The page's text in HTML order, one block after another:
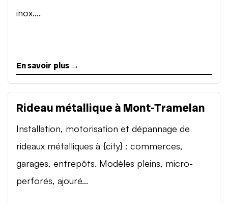
inox....
En savoir plus →
Rideau métallique à Mont-Tramelan
Installation, motorisation et dépannage de
rideaux métalliques à {city} : commerces,
garages, entrepôts. Modèles pleins, micro-
perforés, ajouré...